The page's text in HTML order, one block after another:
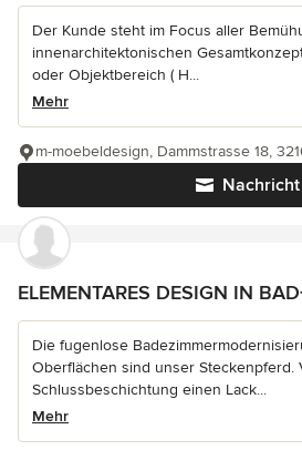
Der Kunde steht im Focus aller
innenarchitektonischen
oder Objektbereich ( H...
Mehr
Nachricht
m-moebeldesign, Dammstrasse 18,
ELEMENTARES DESIGN IN
Die fugenlose
Oberflächen sind unser Steckenpferd.
Schlussbeschichtung einen Lack...
Mehr